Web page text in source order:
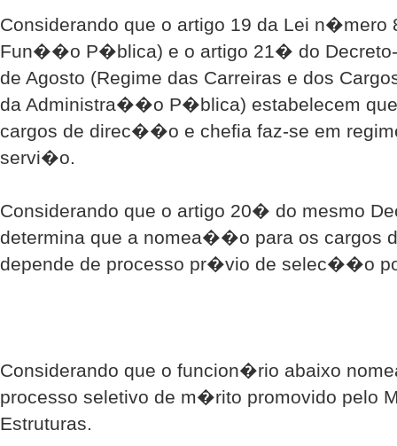
Considerando que o artigo 19 da Lei n�mero
Fun��o P�blica) e o artigo 21� do
de Agosto (Regime das Carreiras e dos
da Administra��o P�blica) estabelecem
cargos de direc��o e chefia faz-se em
servi�o.
Considerando que o artigo 20� do mesmo
determina que a nomea��o para os cargos
depende de processo pr�vio de selec��o
Considerando que o funcion�rio abaixo
processo seletivo de m�rito promovido pelo
Estruturas.